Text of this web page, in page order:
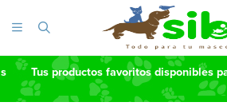
Tus productos favoritos disponibles